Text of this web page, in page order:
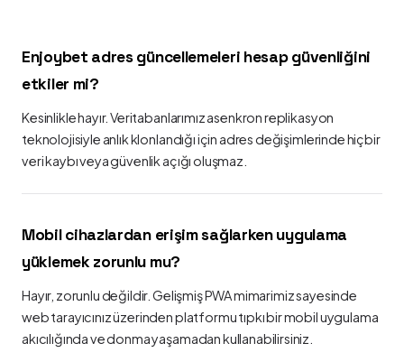
Enjoybet adres güncellemeleri hesap güvenliğini
etkiler mi?
Kesinlikle hayır. Veritabanlarımız asenkron replikasyon
teknolojisiyle anlık klonlandığı için adres değişimlerinde hiçbir
veri kaybı veya güvenlik açığı oluşmaz.
Mobil cihazlardan erişim sağlarken uygulama
yüklemek zorunlu mu?
Hayır, zorunlu değildir. Gelişmiş PWA mimarimiz sayesinde
web tarayıcınız üzerinden platformu tıpkı bir mobil uygulama
akıcılığında ve donma yaşamadan kullanabilirsiniz.